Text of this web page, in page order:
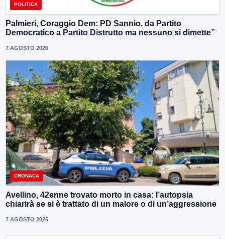
POLITICA
Palmieri, Coraggio Dem: PD Sannio, da Partito
Democratico a Partito Distrutto ma nessuno si dimette”
7 AGOSTO 2026
CRONACA
Avellino, 42enne trovato morto in casa: l’autopsia
chiarirà se si è trattato di un malore o di un’aggressione
7 AGOSTO 2026